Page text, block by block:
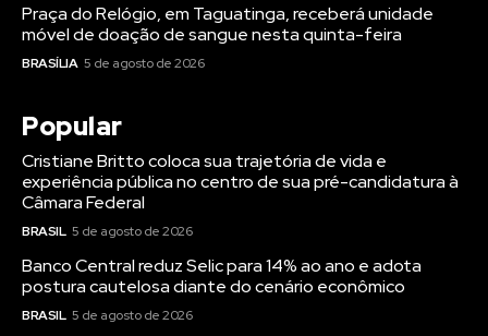
Praça do Relógio, em Taguatinga, receberá unidade
móvel de doação de sangue nesta quinta-feira
BRASÍLIA 5 de agosto de 2026
Popular
Cristiane Britto coloca sua trajetória de vida e
experiência pública no centro de sua pré-candidatura à
Câmara Federal
BRASIL 5 de agosto de 2026
Banco Central reduz Selic para 14% ao ano e adota
postura cautelosa diante do cenário econômico
BRASIL 5 de agosto de 2026